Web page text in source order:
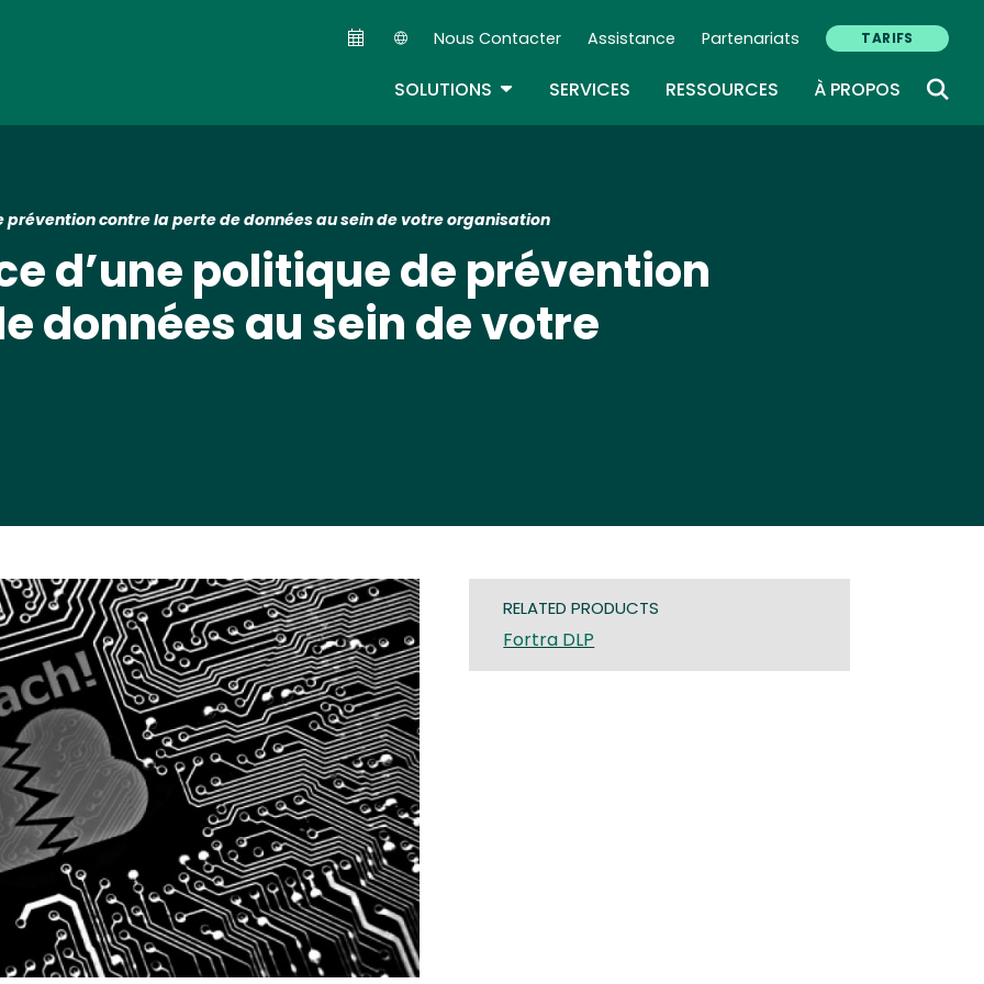
Secondary Navigation (FR)
Nous Contacter Assistance Partenariats TARIFS
SOLUTIONS TOGGLE DROPDOWN
SERVICES RESSOURCES À PROPOS
prévention contre la perte de données au sein de votre organisation
d’une politique de prévention
données au sein de votre
RELATED PRODUCTS
Fortra DLP